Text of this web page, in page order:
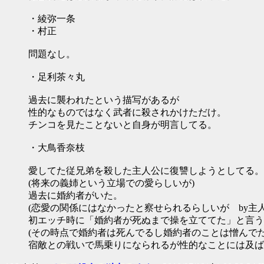
・綾弥一条
・村正
問題なし。
・足利茶々丸
過去に襲われたという描写があるが
性的なものではなく武者に殺されかけただけ。
チンコを見たことないと自身が明言してる。
・大鳥香奈枝
愛してた従兄弟を殺した主人公に復讐しようとしてる。
(将来の義姉という立場での愛らしいが)
過去に婚約者がいた。
(恋愛の関係にはなかったと察せられるらしいが by主
初エッチ時に「婚約者が死ぬまで操を立ててた」と言う
(その時点で婚約者は死んでるし婚約者のことは憎んで
宿敵との戦いで馬乗りになられるが性的なことには及ば